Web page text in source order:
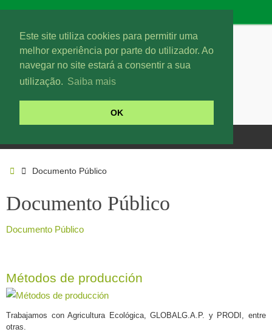
Este site utiliza cookies para permitir uma
melhor experiência por parte do utilizador. Ao
navegar no site estará a consentir a sua
utilização. Saiba mais
OK
Documento Público
Documento Público
Documento Público
Métodos de producción
Trabajamos con Agricultura Ecológica, GLOBALG.A.P. y PRODI, entre
otras.